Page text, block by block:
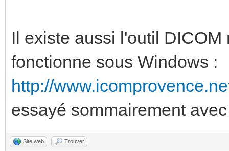
Il existe aussi l'outil
fonctionne sous Windows :
http://
essayé sommairement
Site web Trouver